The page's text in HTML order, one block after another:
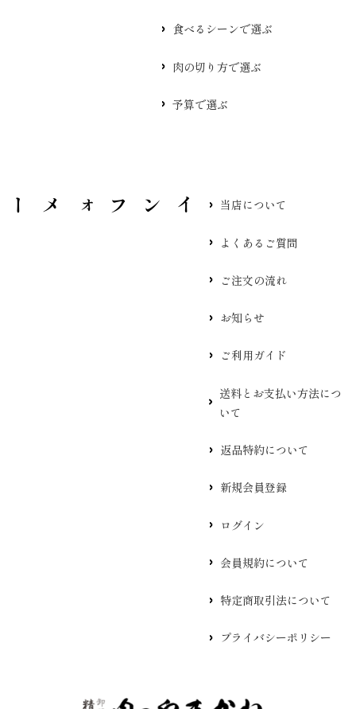
食べるシーンで選ぶ
肉の切り方で選ぶ
予算で選ぶ
当店について
よくあるご質問
ご注文の流れ
お知らせ
ご利用ガイド
送料とお支払い方法につ
いて
返品特約について
新規会員登録
ログイン
会員規約について
特定商取引法について
プライバシーポリシー